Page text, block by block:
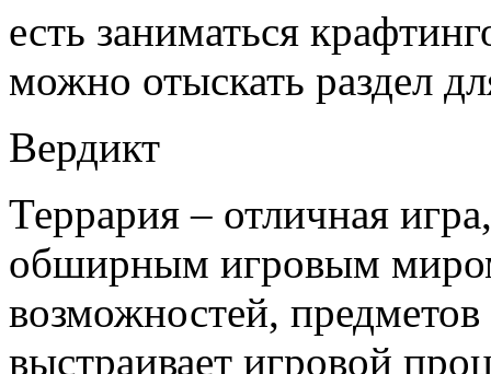
есть заниматься
можно отыскать раздел
Вердикт
Террария – отличная
обширным игровым
возможностей,
выстраивает игровой